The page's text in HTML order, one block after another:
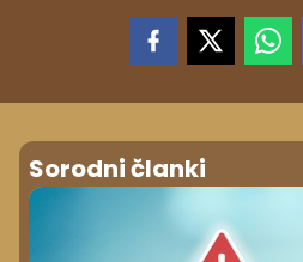
Sorodni članki